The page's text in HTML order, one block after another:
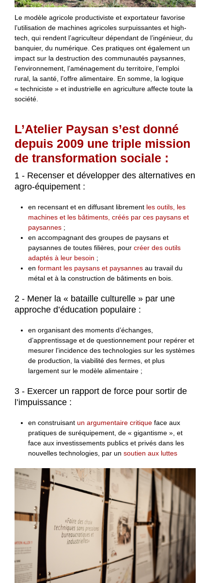
Le modèle agricole productiviste et exportateur favorise
l’utilisation de machines agricoles surpuissantes et high-
tech, qui rendent l’agriculteur dépendant de l’ingénieur, du
banquier, du numérique. Ces pratiques ont également un
impact sur la destruction des communautés paysannes,
l’environnement, l’aménagement du territoire, l’emploi
rural, la santé, l’offre alimentaire. En somme, la logique
« techniciste » et industrielle en agriculture affecte toute la
société.
L’Atelier Paysan s’est donné
depuis 2009 une triple mission
de transformation sociale :
1 - Recenser et développer des alternatives en
agro-équipement :
en recensant et en diffusant librement les outils, les
machines et les bâtiments, créés par ces paysans et
paysannes ;
en accompagnant des groupes de paysans et
paysannes de toutes filières, pourcréer des outils
adaptés à leur besoin ;
enformant les paysans et paysannes au travail du
métal et à la construction de bâtiments en bois.
2 - Mener la « bataille culturelle » par une
approche d’éducation populaire :
en organisant des moments d’échanges,
d’apprentissage et de questionnement pour repérer et
mesurer l’incidence des technologies sur les systèmes
de production, la viabilité des fermes, et plus
largement sur le modèle alimentaire ;
3 - Exercer un rapport de force pour sortir de
l’impuissance :
en construisantun argumentaire critique face aux
pratiques de suréquipement, de « gigantisme », et
face aux investissements publics et privés dans les
nouvelles technologies, par unsoutien aux luttes